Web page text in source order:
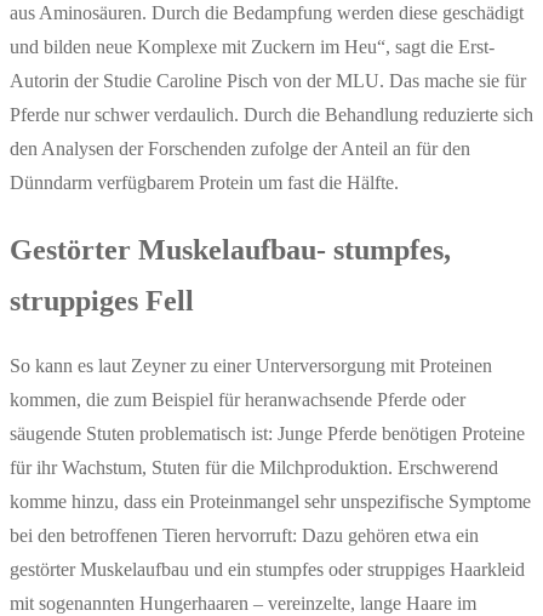
aus Aminosäuren. Durch die Bedampfung werden diese geschädigt
und bilden neue Komplexe mit Zuckern im Heu“, sagt die Erst-
Autorin der Studie Caroline Pisch von der MLU. Das mache sie für
Pferde nur schwer verdaulich. Durch die Behandlung reduzierte sich
den Analysen der Forschenden zufolge der Anteil an für den
Dünndarm verfügbarem Protein um fast die Hälfte.
Gestörter Muskelaufbau- stumpfes,
struppiges Fell
So kann es laut Zeyner zu einer Unterversorgung mit Proteinen
kommen, die zum Beispiel für heranwachsende Pferde oder
säugende Stuten problematisch ist: Junge Pferde benötigen Proteine
für ihr Wachstum, Stuten für die Milchproduktion. Erschwerend
komme hinzu, dass ein Proteinmangel sehr unspezifische Symptome
bei den betroffenen Tieren hervorruft: Dazu gehören etwa ein
gestörter Muskelaufbau und ein stumpfes oder struppiges Haarkleid
mit sogenannten Hungerhaaren – vereinzelte, lange Haare im